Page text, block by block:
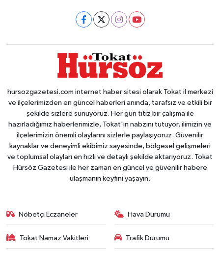
hursozgazetesi.com internet haber sitesi olarak Tokat il merkezi
ve ilçelerimizden en güncel haberleri anında, tarafsız ve etkili bir
şekilde sizlere sunuyoruz. Her gün titiz bir çalışma ile
hazırladığımız haberlerimizle, Tokat'ın nabzını tutuyor, ilimizin ve
ilçelerimizin önemli olaylarını sizlerle paylaşıyoruz. Güvenilir
kaynaklar ve deneyimli ekibimiz sayesinde, bölgesel gelişmeleri
ve toplumsal olayları en hızlı ve detaylı şekilde aktarıyoruz. Tokat
Hürsöz Gazetesi ile her zaman en güncel ve güvenilir habere
ulaşmanın keyfini yaşayın.
Nöbetçi Eczaneler Hava Durumu
Tokat Namaz Vakitleri Trafik Durumu